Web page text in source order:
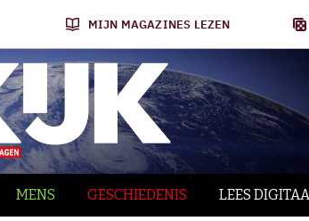
MIJN MAGAZINES LEZEN
MENS GESCHIEDENIS LEES